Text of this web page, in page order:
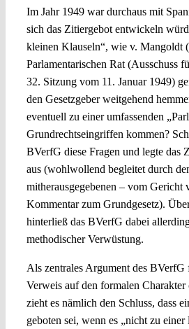
Im Jahr 1949 war durchaus mit
sich das Zitiergebot entwickeln
kleinen Klauseln“, wie v. Mangoldt
Parlamentarischen Rat (Ausschuss
32. Sitzung vom 11. Januar 1949)
den Gesetzgeber weitgehend
eventuell zu einer umfassenden
Grundrechtseingriffen kommen?
BVerfG diese Fragen und legte das
aus (wohlwollend begleitet durch
mitherausgegebenen – vom Gericht
Kommentar zum Grundgesetz).
hinterließ das BVerfG dabei
methodischer Verwüstung.
Als zentrales Argument des BVerfG
Verweis auf den formalen
zieht es nämlich den Schluss, dass
geboten sei, wenn es „nicht zu